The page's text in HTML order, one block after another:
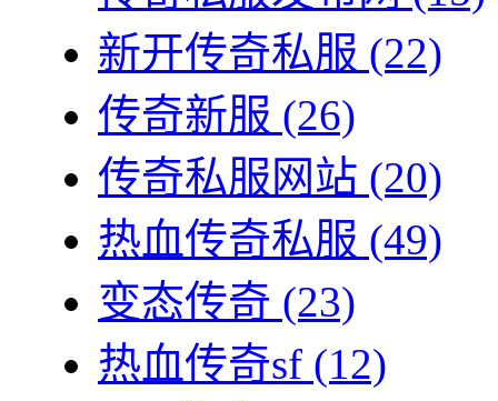
新开传奇私服 (22)
传奇新服 (26)
传奇私服网站 (20)
热血传奇私服 (49)
变态传奇 (23)
热血传奇sf (12)